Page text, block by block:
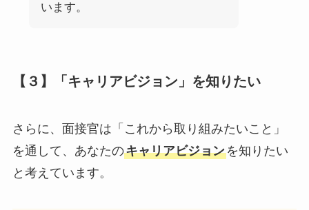
います。
【３】「キャリアビジョン」を知りたい
さらに、面接官は「これから取り組みたいこと」
を通して、あなたのキャリアビジョンを知りたい
と考えています。